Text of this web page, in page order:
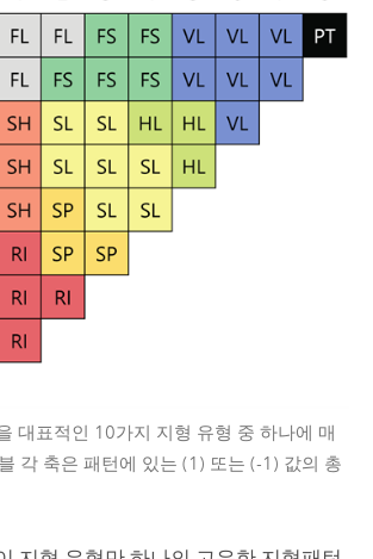
대표적인 10가지 지형 유형 중 하나에 매
각 축은 패턴에 있는 (1) 또는 (-1) 값의 총